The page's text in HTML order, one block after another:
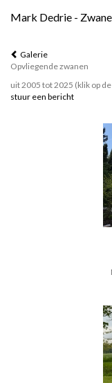
Mark Dedrie -
Galerie
Opvliegende zwanen
uit 2005 tot 2025 (klik op
stuur een bericht